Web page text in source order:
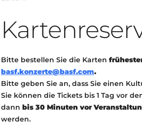
Bitte bestellen Sie die Karten
basf.konzerte@basf.com.
Bitte geben Sie an, dass Sie einen
Sie können die Tickets bis 1 Tag vor
dann bis 30 Minuten vor
werden.